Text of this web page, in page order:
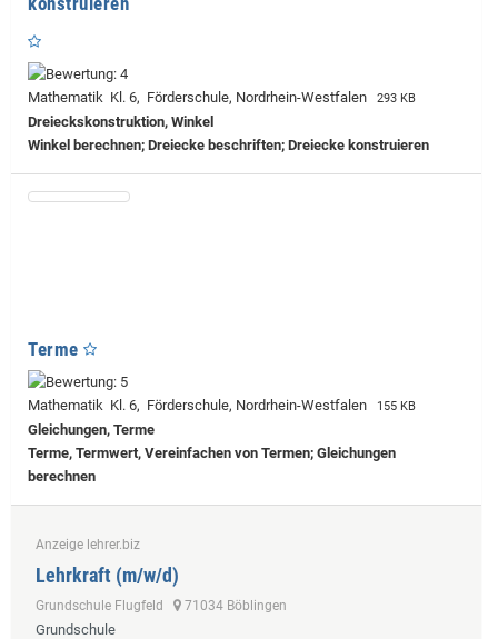
Mathematik Kl. 6, Förderschule, Nordrhein-Westfalen 293 KB
Dreieckskonstruktion, Winkel
Winkel berechnen; Dreiecke beschriften; Dreiecke konstruieren
Terme
Mathematik Kl. 6, Förderschule, Nordrhein-Westfalen 155 KB
Gleichungen, Terme
Terme, Termwert, Vereinfachen von Termen; Gleichungen
berechnen
Anzeige lehrer.biz
Lehrkraft (m/w/d)
Grundschule Flugfeld 71034 Böblingen
Grundschule